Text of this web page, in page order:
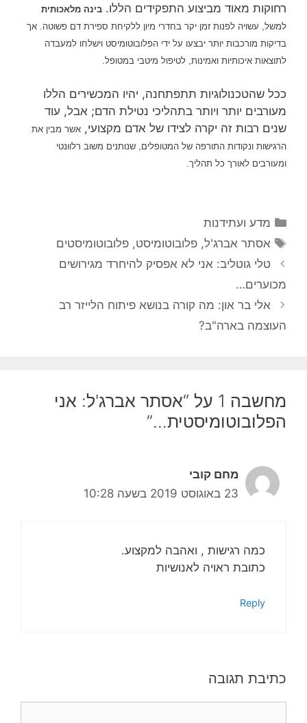
רחוקות מאוד מביצוע התפקידים הללו. בינה מלאכותית
למשל, עשויה לפנות זמן יקר בחדרי מיון ללקיחת ספירת דם פשוטה. אך
בדיקות מורכבות יותר יבצעו על ידי הפלובוטומיסט וישלחו למעבדה
לתוצאות איכותיות ואמינות, לטיפול מיטבי במטופל.
ככל שהטכנולוגיות תתפתחנה, יהיו המכשירים הללו
מעורבים יותר ויותר בתהליכי נטילת הדם; אבל, עוד
שנים רבות זה יקרה לצידו של אדם מקצועי, אשר מבין את
הרגישות ונקודות התורפה של המטופלים, שנותנים משוב רלוונטי
ומעורבים לאורך כל תהליך.
קטגוריות
מדע ועתידנות
תגיות
אסתר אברג'ל,פלובוטומיסט,פלובוטומיסטים
טלי גוטליב: אני לא אפסיק להיחרד מגירושים
מכוערים…
אלי בר און: מה קורה בנושא פיתוח הלייזר רב
העוצמה בארה"ב?
מחשבה 1 על “אסתר אברג'ל: אני
הפלובוטומיסטית…”
מחם קובי
23 באוגוסט 2019 בשעה 10:28
כמה רגישות , ואהבה למקצוע.
כתובת ראויה לאנושיות
Reply
כתיבת תגובה